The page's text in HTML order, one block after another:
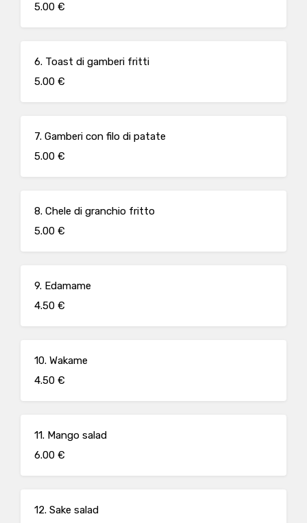
5.00 €
6. Toast di gamberi fritti
5.00 €
7. Gamberi con filo di patate
5.00 €
8. Chele di granchio fritto
5.00 €
9. Edamame
4.50 €
10. Wakame
4.50 €
11. Mango salad
6.00 €
12. Sake salad